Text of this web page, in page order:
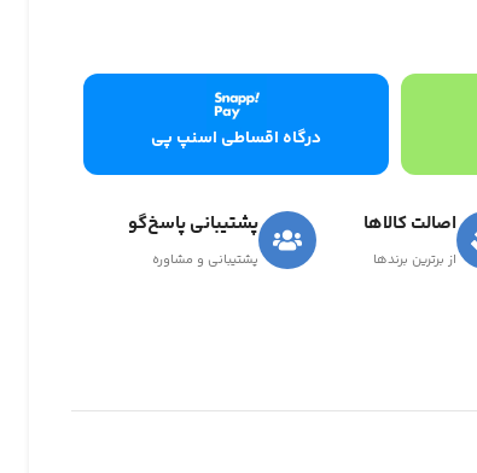
درگاه اقساطی اسنپ پی
اصالت کالاها
از برترین برندها
پشتیبانی پاسخ‌گو
پشتیبانی و مشاوره